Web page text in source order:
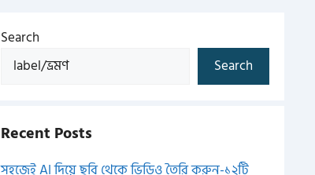
Search
Search
Recent Posts
সহজেই AI দিয়ে ছবি থেকে ভিডিও তৈরি করুন-১২টি